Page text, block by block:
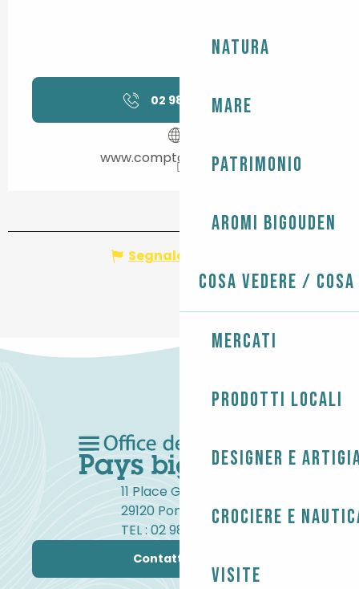
Natura
Mare
Patrimonio
Aromi Bigouden
Cosa vedere /
Mercati
Prodotti locali
Designer e
Crociere e
Visite
02 98 87 41▒▒
www.comptoirdelamer.fr
Segnala un errore
11 Place Gambetta
29120 Pont-l'Abbé
TEL : 02 98 82 37 99
Contattateci